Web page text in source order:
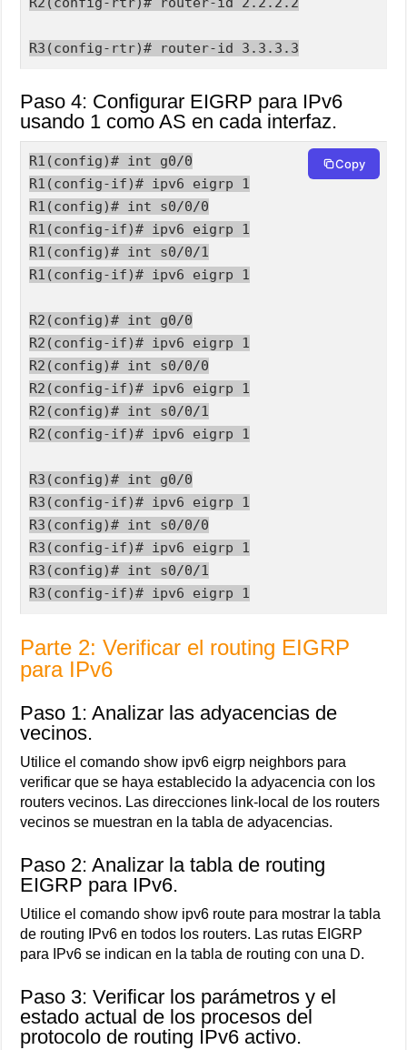
R3(config-rtr)# router-id 3.3.3.3
Paso 4: Configurar EIGRP para IPv6
usando 1 como AS en cada interfaz.
R1(config)# int g0/0
R1(config-if)# ipv6 eigrp 1
R1(config)# int s0/0/0
R1(config-if)# ipv6 eigrp 1
R1(config)# int s0/0/1
R1(config-if)# ipv6 eigrp 1
R2(config)# int g0/0
R2(config-if)# ipv6 eigrp 1
R2(config)# int s0/0/0
R2(config-if)# ipv6 eigrp 1
R2(config)# int s0/0/1
R2(config-if)# ipv6 eigrp 1
R3(config)# int g0/0
R3(config-if)# ipv6 eigrp 1
R3(config)# int s0/0/0
R3(config-if)# ipv6 eigrp 1
R3(config)# int s0/0/1
R3(config-if)# ipv6 eigrp 1
Copy
Parte 2: Verificar el routing EIGRP
para IPv6
Paso 1: Analizar las adyacencias de
vecinos.
Utilice el comando show ipv6 eigrp neighbors para
verificar que se haya establecido la adyacencia con los
routers vecinos. Las direcciones link-local de los routers
vecinos se muestran en la tabla de adyacencias.
Paso 2: Analizar la tabla de routing
EIGRP para IPv6.
Utilice el comando show ipv6 route para mostrar la tabla
de routing IPv6 en todos los routers. Las rutas EIGRP
para IPv6 se indican en la tabla de routing con una D.
Paso 3: Verificar los parámetros y el
estado actual de los procesos del
protocolo de routing IPv6 activo.